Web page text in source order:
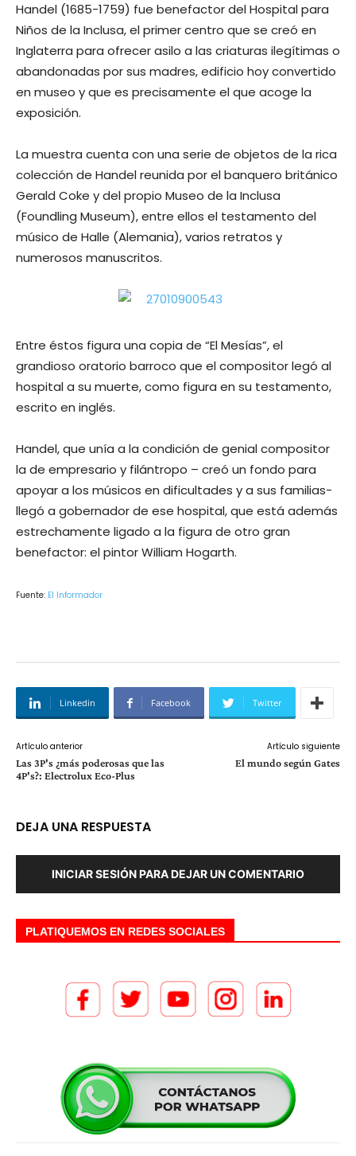
Handel (1685-1759) fue benefactor del Hospital para
Niños de la Inclusa, el primer centro que se creó en
Inglaterra para ofrecer asilo a las criaturas ilegítimas o
abandonadas por sus madres, edificio hoy convertido
en museo y que es precisamente el que acoge la
exposición.
La muestra cuenta con una serie de objetos de la rica
colección de Handel reunida por el banquero británico
Gerald Coke y del propio Museo de la Inclusa
(Foundling Museum), entre ellos el testamento del
músico de Halle (Alemania), varios retratos y
numerosos manuscritos.
Entre éstos figura una copia de “El Mesías”, el
grandioso oratorio barroco que el compositor legó al
hospital a su muerte, como figura en su testamento,
escrito en inglés.
Handel, que unía a la condición de genial compositor
la de empresario y filántropo – creó un fondo para
apoyar a los músicos en dificultades y a sus familias-
llegó a gobernador de ese hospital, que está además
estrechamente ligado a la figura de otro gran
benefactor: el pintor William Hogarth.
Fuente: El Informador
Linkedin Facebook Twitter
Artículo anterior
Las 3P's ¿más poderosas que las
4P's?: Electrolux Eco-Plus
Artículo siguiente
El mundo según Gates
DEJA UNA RESPUESTA
INICIAR SESIÓN PARA DEJAR UN COMENTARIO
PLATIQUEMOS EN REDES SOCIALES